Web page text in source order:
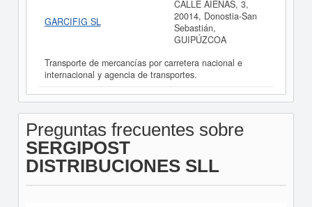
GARCIFIG SL
CALLE AIENAS, 3,
20014, Donostia-San
Sebastián,
GUIPÚZCOA
Transporte de mercancías por carretera nacional e
internacional y agencia de transportes.
Preguntas frecuentes sobre
SERGIPOST
DISTRIBUCIONES SLL